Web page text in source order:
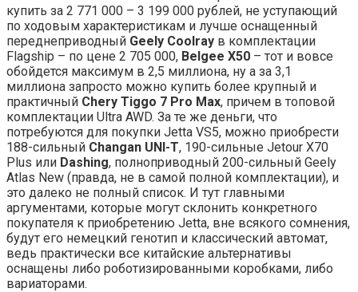
купить за 2 771 000 – 3 199 000 рублей, не уступающий
по ходовым характеристикам и лучше оснащенный
переднеприводный Geely Coolray в комплектации
Flagship – по цене 2 705 000, Belgee X50 – тот и вовсе
обойдется максимум в 2,5 миллиона, ну а за 3,1
миллиона запросто можно купить более крупный и
практичный Chery Tiggo 7 Pro Max, причем в топовой
комплектации Ultra AWD. За те же деньги, что
потребуются для покупки Jetta VS5, можно приобрести
188-сильный Changan UNI-T, 190-сильные Jetour X70
Plus или Dashing, полноприводный 200-сильный Geely
Atlas New (правда, не в самой полной комплектации), и
это далеко не полный список. И тут главными
аргументами, которые могут склонить конкретного
покупателя к приобретению Jetta, вне всякого сомнения,
будут его немецкий генотип и классический автомат,
ведь практически все китайские альтернативы
оснащены либо роботизированными коробками, либо
вариаторами.